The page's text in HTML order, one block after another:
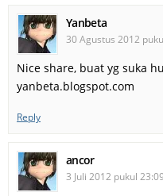
Yanbeta
30 Agustus 2012
Nice share, buat yg suka
yanbeta.blogspot.com
Reply
ancor
3 Juli 2012 pukul 23:09